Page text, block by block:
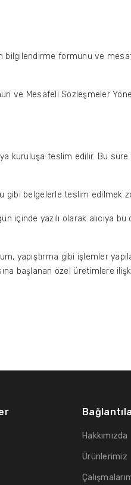
formunu ve
ve Mesafeli Sözleşmeler
kuruluşa teslim edilir. Bu
gibi belgelerle teslim edilmek
içinde yazılı olarak alıcıya
yapıştırma gibi işlemler
başlanan özel üretimlere
Hakkımızda
Ürünlerimiz